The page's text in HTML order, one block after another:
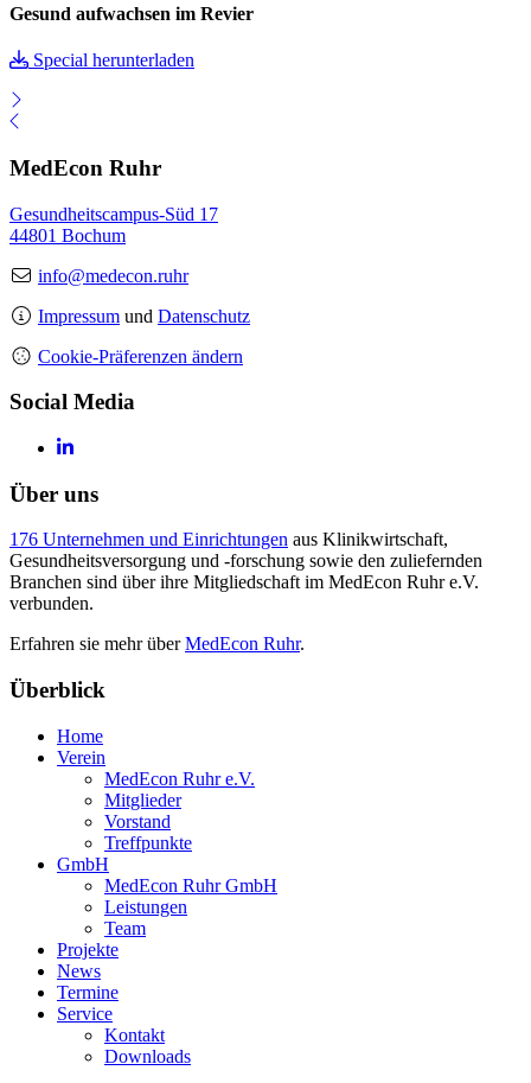
Gesund aufwachsen im Revier
Special herunterladen
MedEcon Ruhr
Gesundheitscampus-Süd 17
44801 Bochum
info@medecon.ruhr
Impressum und Datenschutz
Cookie-Präferenzen ändern
Social Media
Über uns
176 Unternehmen und Einrichtungen aus Klinikwirtschaft,
Gesundheitsversorgung und -forschung sowie den zuliefernden
Branchen sind über ihre Mitgliedschaft im MedEcon Ruhr e.V.
verbunden.
Erfahren sie mehr überMedEcon Ruhr.
Überblick
Home
Verein
MedEcon Ruhr e.V.
Mitglieder
Vorstand
Treffpunkte
GmbH
MedEcon Ruhr GmbH
Leistungen
Team
Projekte
News
Termine
Service
Kontakt
Downloads